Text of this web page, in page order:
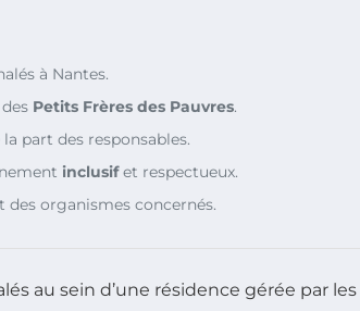
à Nantes.
Petits Frères des Pauvres.
part des responsables.
inclusifet respectueux.
des organismes concernés.
au sein d’une résidence gérée par les